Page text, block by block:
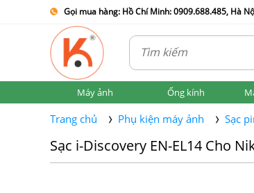
Gọi mua hàng: Hồ Chí Minh: 0909.688.485, Hà
Máy ảnh Ống kính
Trang chủ Phụ kiện máy ảnh Sạc
Sạc i-Discovery EN-EL14 Cho